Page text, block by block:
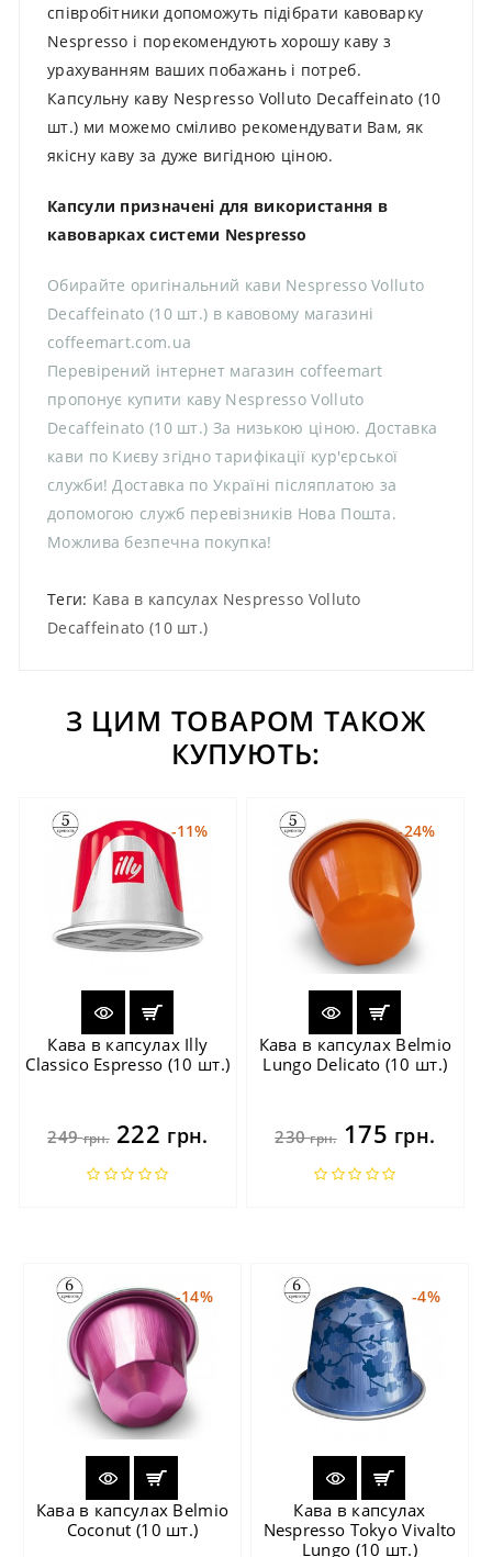
співробітники допоможуть підібрати кавоварку
Nespresso і порекомендують хорошу каву з
урахуванням ваших побажань і потреб.
Капсульну каву Nespresso Volluto Decaffeinato (10
шт.) ми можемо сміливо рекомендувати Вам, як
якісну каву за дуже вигідною ціною.
Капсули призначені для використання в
кавоварках системи Nespresso
Обирайте оригінальний кави Nespresso Volluto
Decaffeinato (10 шт.) в кавовому магазині
coffeemart.com.ua
Перевірений інтернет магазин coffeemart
пропонує купити каву Nespresso Volluto
Decaffeinato (10 шт.) За низькою ціною. Доставка
кави по Києву згідно тарифікації кур'єрської
служби! Доставка по Україні післяплатою за
допомогою служб перевізників Нова Пошта.
Можлива безпечна покупка!
Теги: Кава в капсулах Nespresso Volluto
Decaffeinato (10 шт.)
З ЦИМ ТОВАРОМ ТАКОЖ
КУПУЮТЬ:
-11%
Кава в капсулах Illy
Classico Espresso (10 шт.)
249грн.222 грн.
-24%
Кава в капсулах Belmio
Lungo Delicato (10 шт.)
230грн.175 грн.
-14%
Кава в капсулах Belmio
Coconut (10 шт.)
-4%
Кава в капсулах
Nespresso Tokyo Vivalto
Lungo (10 шт.)